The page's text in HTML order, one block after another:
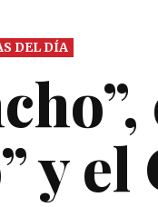
DEL DÍA
y